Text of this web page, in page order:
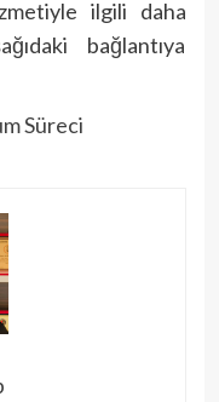
ilgili daha
bağlantıya
Süreci